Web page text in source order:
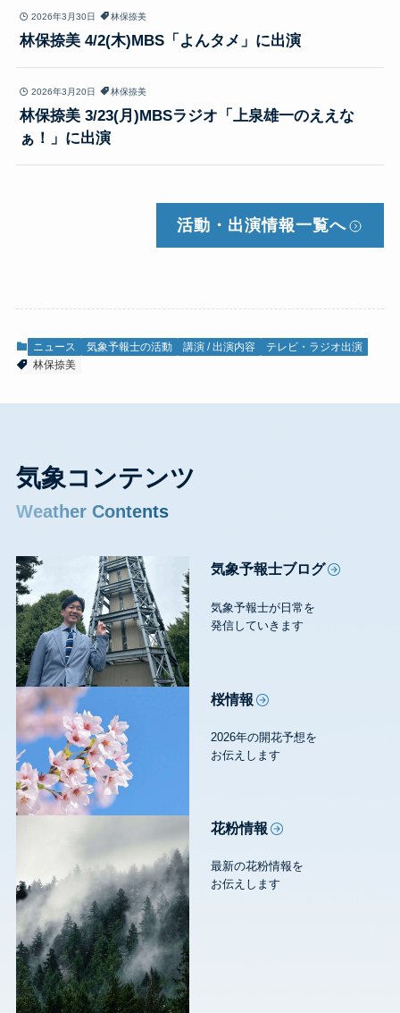
2026年3月30日 林保捺美
林保捺美 4/2(木)MBS「よんタメ」に出演
2026年3月20日 林保捺美
林保捺美 3/23(月)MBSラジオ「上泉雄一のええな
ぁ！」に出演
活動・出演情報一覧へ
ニュース 気象予報士の活動 講演 / 出演内容
テレビ・ラジオ出演
林保捺美
気象コンテンツ
Weather Contents
気象予報士ブログ
気象予報士が日常を
発信していきます
桜情報
2026年の開花予想を
お伝えします
花粉情報
最新の花粉情報を
お伝えします